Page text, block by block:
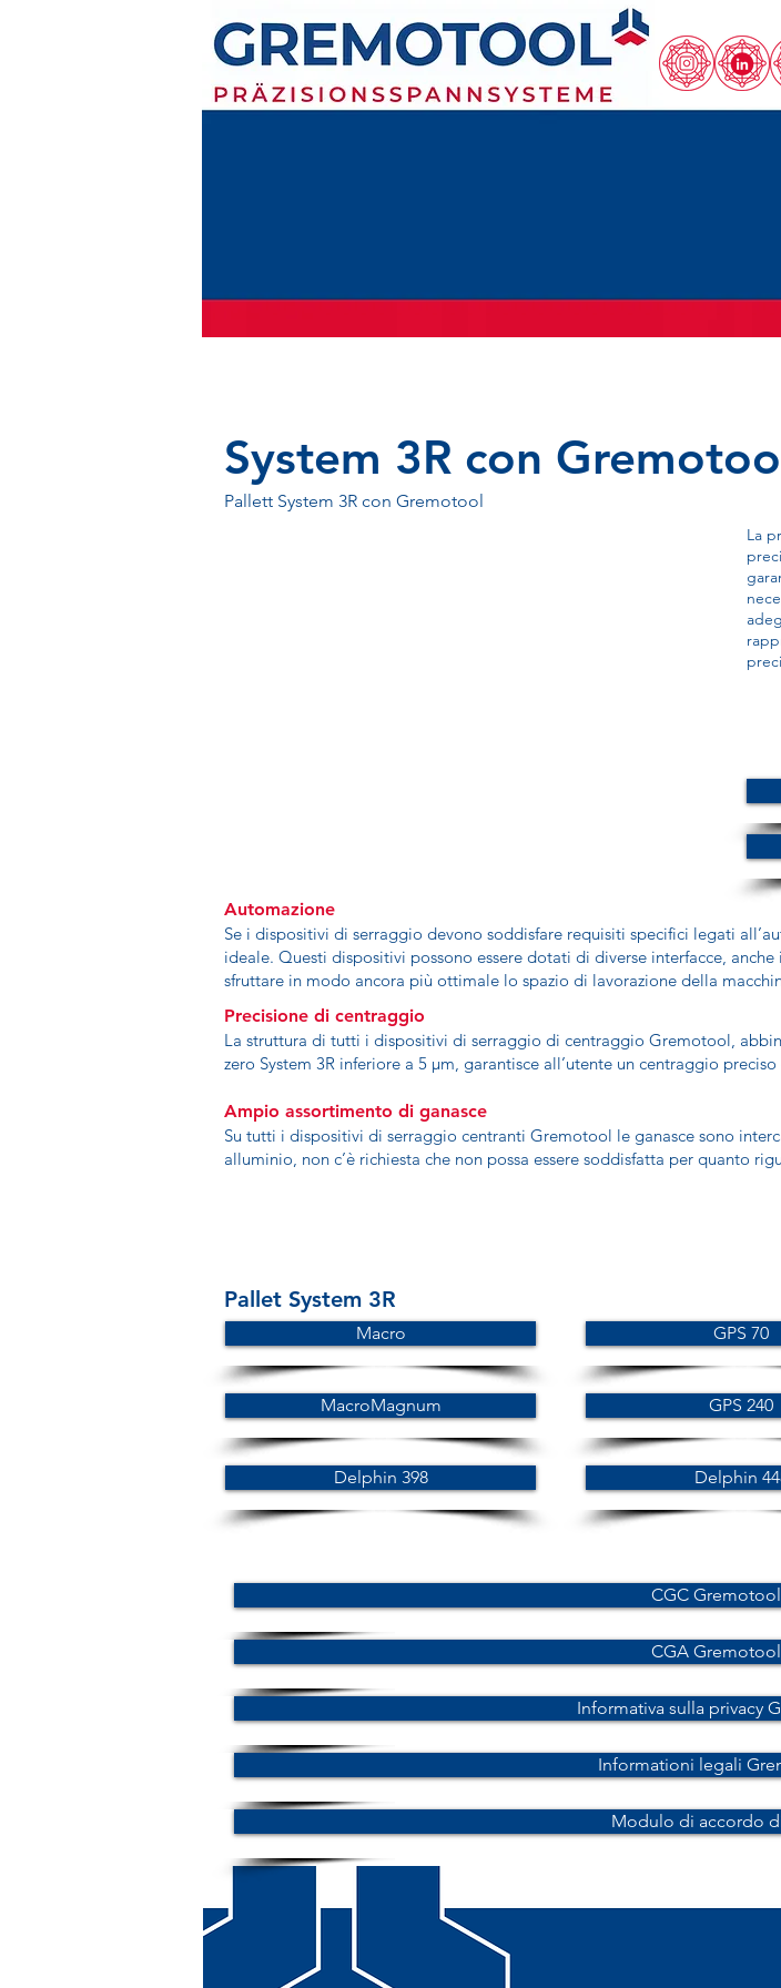
System 3R con
Pallett System 3R con Gremotool
La
Automazione
Se i dispositivi di serraggio devono soddisfare requisiti specifici legati
ideale. Questi dispositivi possono essere dotati di diverse interfacce,
sfruttare in modo ancora più ottimale lo spazio di lavorazione della
Precisione di centraggio
La struttura di tutti i dispositivi di serraggio di centraggio Gremotool,
zero System 3R inferiore a 5 µm, garantisce all’utente un centraggio
Ampio assortimento di ganasce
Su tutti i dispositivi di serraggio centranti Gremotool le ganasce sono
alluminio, non c’è richiesta che non possa essere soddisfatta per quanto
Pallet System 3R
Macro
MacroMagnum
Delphin 398
GPS 70
GPS 240
Delphin
CGC
CGA
Informativa sulla privacy
Informationi legali
Modulo di accordo